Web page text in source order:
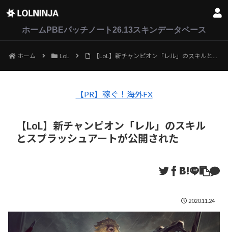
ホーム PBEパッチノート26.13スキンデータベース
ホーム LoL 【LoL】新チャンピオン「レル」のスキルとスプラッシュアートが公開された
【PR】稼ぐ！海外FX
【LoL】新チャンピオン「レル」のスキル
とスプラッシュアートが公開された
2020.11.24